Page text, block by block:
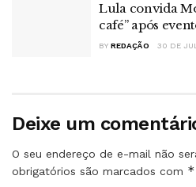
Lula convida
café” após
BY REDAÇÃO 30 DE
Deixe um
O seu endereço de e-mail não
obrigatórios são marcados com *